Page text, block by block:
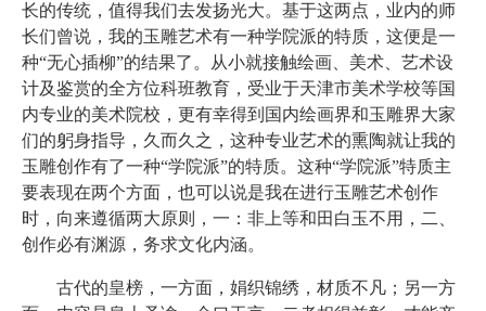
长的传统，值得我们去发扬光大。基于这两点，业内的师
长们曾说，我的玉雕艺术有一种学院派的特质，这便是一
种“无心插柳”的结果了。从小就接触绘画、美术、艺术设
计及鉴赏的全方位科班教育，受业于天津市美术学校等国
内专业的美术院校，更有幸得到国内绘画界和玉雕界大家
们的躬身指导，久而久之，这种专业艺术的熏陶就让我的
玉雕创作有了一种“学院派”的特质。这种“学院派”特质主
要表现在两个方面，也可以说是我在进行玉雕艺术创作
时，向来遵循两大原则，一：非上等和田白玉不用，二、
创作必有渊源，务求文化内涵。
古代的皇榜，一方面，娟织锦绣，材质不凡；另一方